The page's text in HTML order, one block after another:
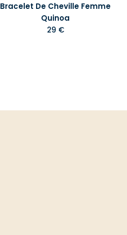
Bracelet De Cheville Femme
Quinoa
29 €